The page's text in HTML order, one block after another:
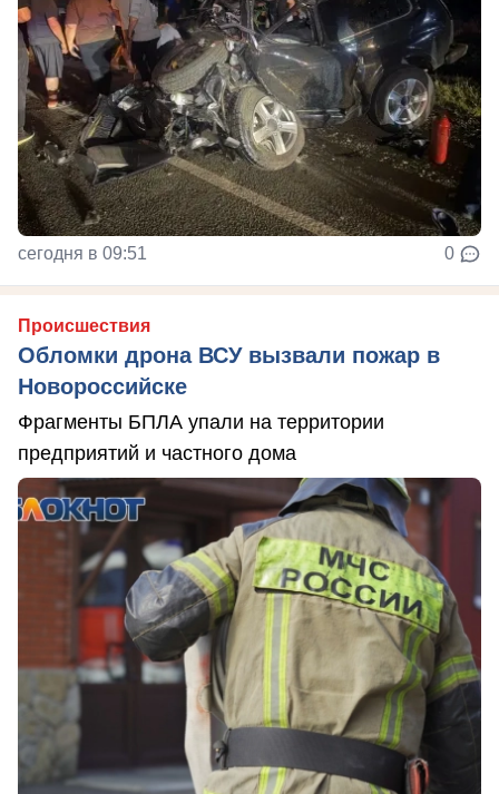
сегодня в 09:51 0
Происшествия
Обломки дрона ВСУ вызвали пожар в
Новороссийске
Фрагменты БПЛА упали на территории
предприятий и частного дома